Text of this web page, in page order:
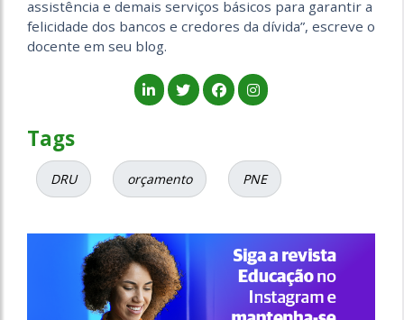
assistência e demais serviços básicos para garantir a
felicidade dos bancos e credores da dívida”, escreve o
docente em seu blog.
Tags
DRU orçamento PNE